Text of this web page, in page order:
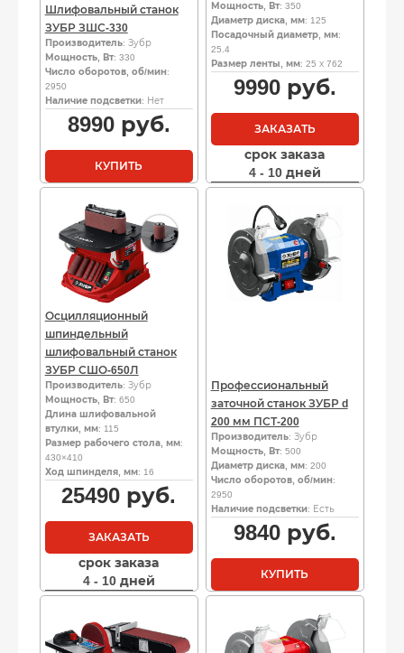
Шлифовальный станок
ЗУБР ЗШС-330
Производитель: Зубр
Мощность, Вт: 330
Число оборотов, об/мин:
2950
Наличие подсветки: Нет
8990руб.
КУПИТЬ
Мощность, Вт: 350
Диаметр диска, мм: 125
Посадочный диаметр, мм:
25.4
Размер ленты, мм: 25 х 762
9990руб.
ЗАКАЗАТЬ
срок заказа
4 - 10 дней
Осцилляционный
шпиндельный
шлифовальный станок
ЗУБР СШО-650Л
Производитель: Зубр
Мощность, Вт: 650
Длина шлифовальной
втулки, мм: 115
Размер рабочего стола, мм:
430×410
Ход шпинделя, мм: 16
25490 руб.
ЗАКАЗАТЬ
срок заказа
4 - 10 дней
Профессиональный
заточной станок ЗУБР d
200 мм ПСТ-200
Производитель: Зубр
Мощность, Вт: 500
Диаметр диска, мм: 200
Число оборотов, об/мин:
2950
Наличие подсветки: Есть
9840руб.
КУПИТЬ